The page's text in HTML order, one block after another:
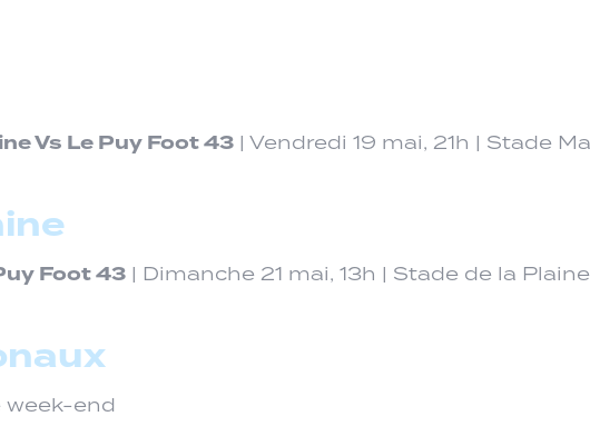
Vs Le Puy Foot 43 | Vendredi 19 mai, 21h | Stade
Foot 43 | Dimanche 21 mai, 13h | Stade de la
week-end